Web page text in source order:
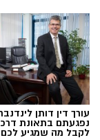
עורך דין דותן
נפגעתם בתאונת
לקבל מה שמגיע לכם